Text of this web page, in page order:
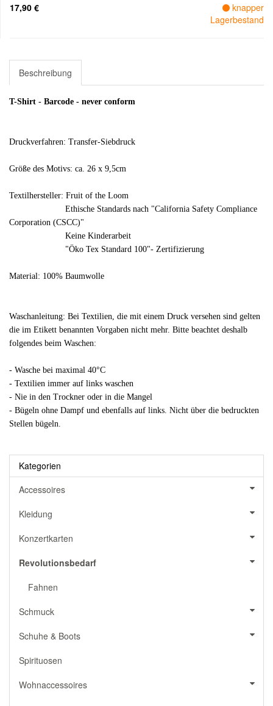
17,90 €
knapper
Lagerbestand
Beschreibung
T-Shirt - Barcode - never conform
Druckverfahren: Transfer-Siebdruck
Größe des Motivs: ca. 26 x 9,5cm
Textilhersteller: Fruit of the Loom
Ethische Standards nach "California Safety Compliance
Corporation (CSCC)"
Keine Kinderarbeit
"Öko Tex Standard 100"- Zertifizierung
Material: 100% Baumwolle
Waschanleitung: Bei Textilien, die mit einem Druck versehen sind gelten
die im Etikett benannten Vorgaben nicht mehr. Bitte beachtet deshalb
folgendes beim Waschen:
- Wasche bei maximal 40°C
- Textilien immer auf links waschen
- Nie in den Trockner oder in die Mangel
- Bügeln ohne Dampf und ebenfalls auf links. Nicht über die bedruckten
Stellen bügeln.
Kategorien
Accessoires
Kleidung
Konzertkarten
Revolutionsbedarf
Fahnen
Schmuck
Schuhe & Boots
Spirituosen
Wohnaccessoires